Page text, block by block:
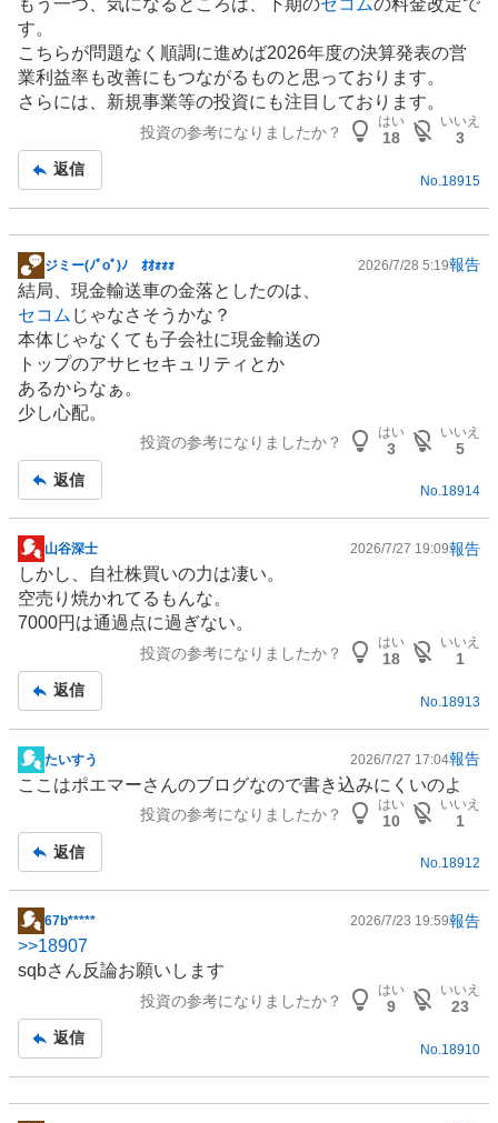
もう一つ、気になるところは、下期のセコムの料金改定で
す。
こちらが問題なく順調に進めば2026年度の決算発表の営
業利益率も改善にもつながるものと思っております。
さらには、新規事業等の投資にも注目しております。
投資の参考になりましたか？
はい
18
いいえ
3
返信
No. 18915
掲
示
板
記
事
ジミー(ﾉﾟοﾟ)ﾉ ｵｵｫｫｫ 2026/7/28 5:19報告
結局、現金輸送車の金落としたのは、
セコム じゃなさそうかな？
本体じゃなくても子会社に現金輸送の
トップのアサヒセキュリティとか
あるからなぁ。
少し心配。
投資の参考になりましたか？
はい
3
いいえ
5
返信
No.18914
掲
示
板
記
山谷深士 2026/7/27 19:09報告
しかし、自社株買いの力は凄い。
空売り焼かれてるもんな。
7000円は通過点に過ぎない。
投資の参考になりましたか？
はい
18
いいえ
1
返信
No. 18913
掲
示
事
たいすう 2026/7/27 17:04報告
ここはポエマーさんのブログなので書き込みにくいのよ
投資の参考になりましたか？
はい
10
いいえ
1
返信
No.18912
掲
示
板
67b***** 2026/7/23 19:59報告
>>18907
sqbさん反論お願いします
投資の参考になりましたか？
はい
9
いいえ
23
返信
No. 18910